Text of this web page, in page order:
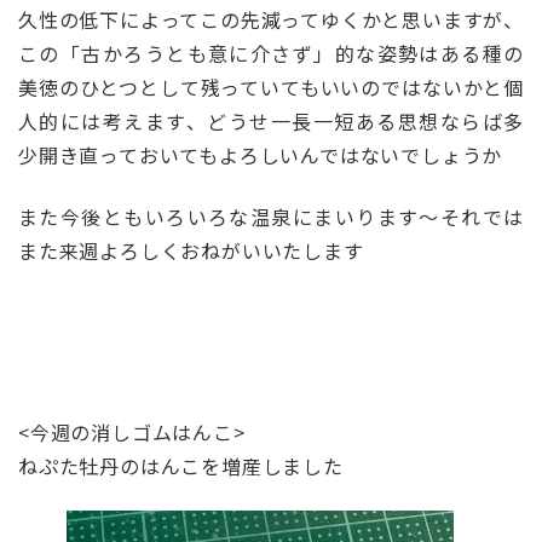
久性の低下によってこの先減ってゆくかと思いますが、
この「古かろうとも意に介さず」的な姿勢はある種の
美徳のひとつとして残っていてもいいのではないかと個
人的には考えます、どうせ一長一短ある思想ならば多
少開き直っておいてもよろしいんではないでしょうか
また今後ともいろいろな温泉にまいります～それでは
また来週よろしくおねがいいたします
<今週の消しゴムはんこ>
ねぷた牡丹のはんこを増産しました